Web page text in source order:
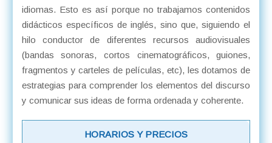
idiomas. Esto es así porque no trabajamos contenidos
didácticos específicos de inglés, sino que, siguiendo el
hilo conductor de diferentes recursos audiovisuales
(bandas sonoras, cortos cinematográficos, guiones,
fragmentos y carteles de películas, etc), les dotamos de
estrategias para comprender los elementos del discurso
y comunicar sus ideas de forma ordenada y coherente.
HORARIOS Y PRECIOS